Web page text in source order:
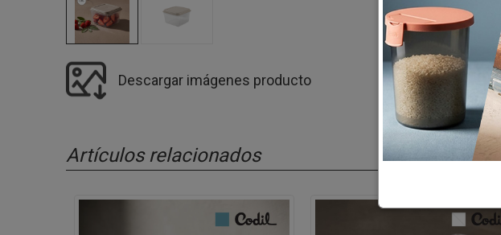
Descargar imágenes producto
Artículos relacionados